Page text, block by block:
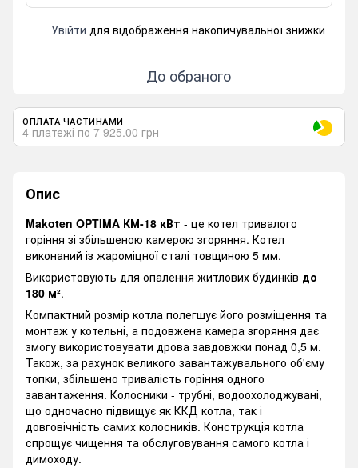
Увійти для відображення накопичувальної знижки
До обраного
ОПЛАТА ЧАСТИНАМИ
4 платежі по 7 925.00 грн
Опис
Makoten OPTIMA КМ-18 кВт - це котел тривалого
горіння зі збільшеною камерою згоряння. Котел
виконаний із жароміцної сталі товщиною 5 мм.
Використовують для опалення житлових будинків до
180 м².
Компактний розмір котла полегшує його розміщення та
монтаж у котельні, а подовжена камера згоряння дає
змогу використовувати дрова завдовжки понад 0,5 м.
Також, за рахунок великого завантажувального об'єму
топки, збільшено тривалість горіння одного
завантаження. Колосники - трубні, водоохолоджувані,
що одночасно підвищує як ККД котла, так і
довговічність самих колосників. Конструкція котла
спрощує чищення та обслуговування самого котла і
димоходу.